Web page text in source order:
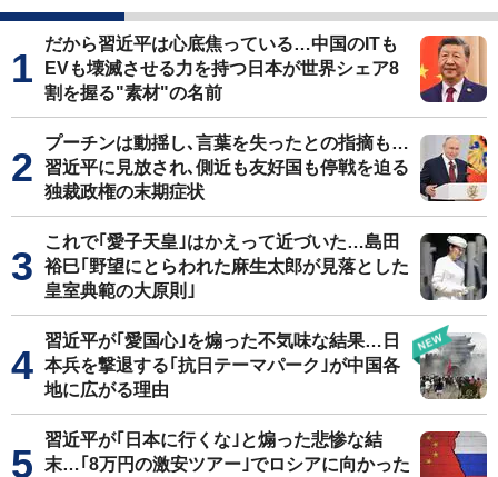
だから習近平は心底焦っている…中国のITも
EVも壊滅させる力を持つ日本が世界シェア8
割を握る"素材"の名前
プーチンは動揺し､言葉を失ったとの指摘も…
習近平に見放され､側近も友好国も停戦を迫る
独裁政権の末期症状
これで｢愛子天皇｣はかえって近づいた…島田
裕巳｢野望にとらわれた麻生太郎が見落とした
皇室典範の大原則｣
習近平が｢愛国心｣を煽った不気味な結果…日
本兵を撃退する｢抗日テーマパーク｣が中国各
地に広がる理由
習近平が｢日本に行くな｣と煽った悲惨な結
末…｢8万円の激安ツアー｣でロシアに向かった